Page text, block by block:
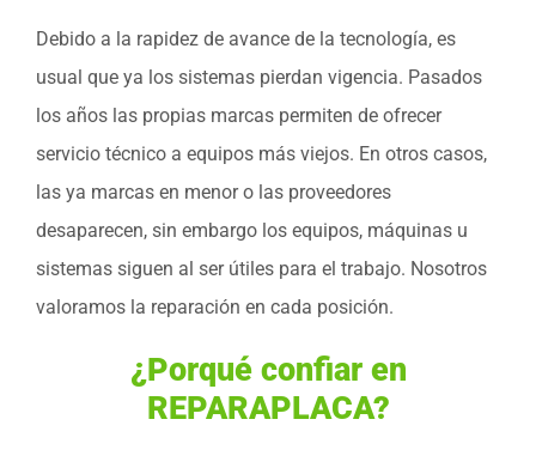
Debido a la rapidez de avance de la tecnología, es
usual que ya los sistemas pierdan vigencia. Pasados
los años las propias marcas permiten de ofrecer
servicio técnico a equipos más viejos. En otros casos,
las ya marcas en menor o las proveedores
desaparecen, sin embargo los equipos, máquinas u
sistemas siguen al ser útiles para el trabajo. Nosotros
valoramos la reparación en cada posición.
¿Porqué confiar en
REPARAPLACA?